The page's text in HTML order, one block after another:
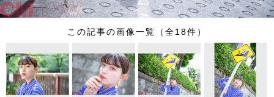
この記事の画像一覧（全18件）